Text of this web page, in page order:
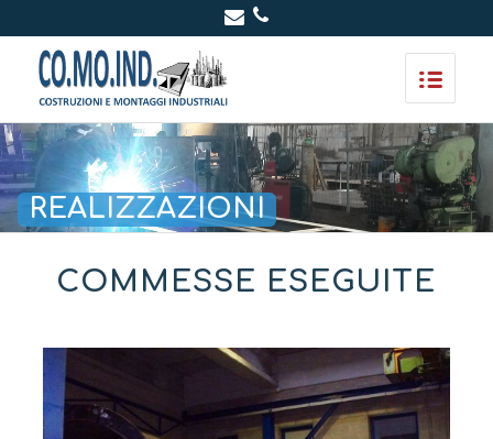
REALIZZAZIONI
COMMESSE ESEGUITE